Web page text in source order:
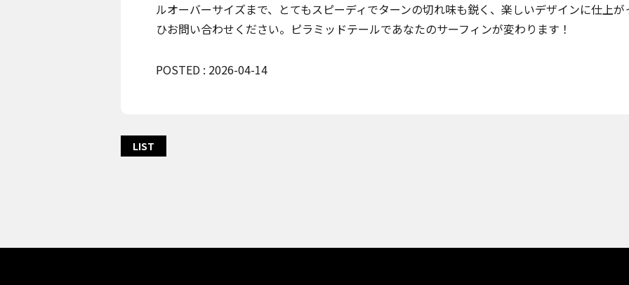
ルオーバーサイズまで、とてもスピーディでターンの切れ味も鋭く、楽しいデザインに仕上
ひお問い合わせください。ピラミッドテールであなたのサーフィンが変わります！
POSTED : 2026-04-14
LIST